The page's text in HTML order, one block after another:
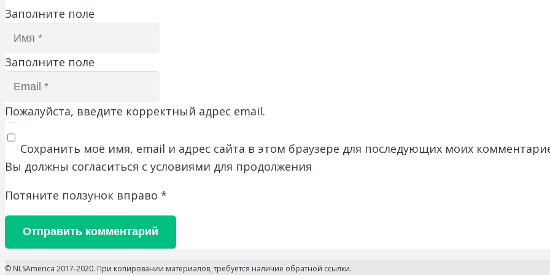
Заполните поле
Заполните поле
Пожалуйста, введите корректный адрес email.
Сохранить моё имя, email и адрес сайта в этом браузере для последующих моих
Вы должны согласиться с условиями для продолжения
Потяните ползунок вправо *
Отправить комментарий
© NLSAmerica 2017-2020. При копировании материалов, требуется наличие обратной ссылки.